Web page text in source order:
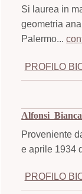
Si laurea in
geometria
Palermo...
PROFILO
Alfonsi Bianca
Proveniente
e aprile 1934
PROFILO